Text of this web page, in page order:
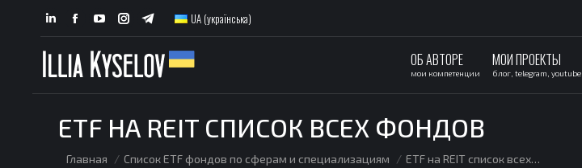
Linkedin
page
opens
in
window
Facebook
page
opens
in
window
YouTube
page
opens
in
window
Instagram
page
opens
in
window
Telegram
page
opens
in
window
UA (українська)
ОБ АВТОРЕ
мои компетенции
МОИ ПРОЕКТЫ
блог, telegram, youtube
ETF НА REIT СПИСОК ВСЕХ ФОНДОВ
Главная Список ETF фондов по сферам и специализациям ETF на REIT список всех…